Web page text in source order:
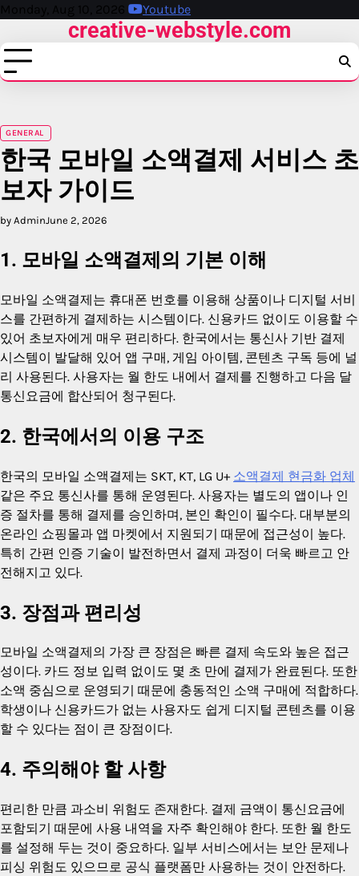
Skip
content
Monday, Aug 10, 2026 Youtube
creative-webstyle.com
GENERAL
한국 모바일 소액결제 서비스 초
보자 가이드
by AdminJune 2, 2026
1. 모바일 소액결제의 기본 이해
모바일 소액결제는 휴대폰 번호를 이용해 상품이나 디지털 서비
스를 간편하게 결제하는 시스템이다. 신용카드 없이도 이용할 수
있어 초보자에게 매우 편리하다. 한국에서는 통신사 기반 결제
시스템이 발달해 있어 앱 구매, 게임 아이템, 콘텐츠 구독 등에 널
리 사용된다. 사용자는 월 한도 내에서 결제를 진행하고 다음 달
통신요금에 합산되어 청구된다.
2. 한국에서의 이용 구조
한국의 모바일 소액결제는 SKT, KT, LG U+ 소액결제 현금화 업체
같은 주요 통신사를 통해 운영된다. 사용자는 별도의 앱이나 인
증 절차를 통해 결제를 승인하며, 본인 확인이 필수다. 대부분의
온라인 쇼핑몰과 앱 마켓에서 지원되기 때문에 접근성이 높다.
특히 간편 인증 기술이 발전하면서 결제 과정이 더욱 빠르고 안
전해지고 있다.
3. 장점과 편리성
모바일 소액결제의 가장 큰 장점은 빠른 결제 속도와 높은 접근
성이다. 카드 정보 입력 없이도 몇 초 만에 결제가 완료된다. 또한
소액 중심으로 운영되기 때문에 충동적인 소액 구매에 적합하다.
학생이나 신용카드가 없는 사용자도 쉽게 디지털 콘텐츠를 이용
할 수 있다는 점이 큰 장점이다.
4. 주의해야 할 사항
편리한 만큼 과소비 위험도 존재한다. 결제 금액이 통신요금에
포함되기 때문에 사용 내역을 자주 확인해야 한다. 또한 월 한도
를 설정해 두는 것이 중요하다. 일부 서비스에서는 보안 문제나
피싱 위험도 있으므로 공식 플랫폼만 사용하는 것이 안전하다.